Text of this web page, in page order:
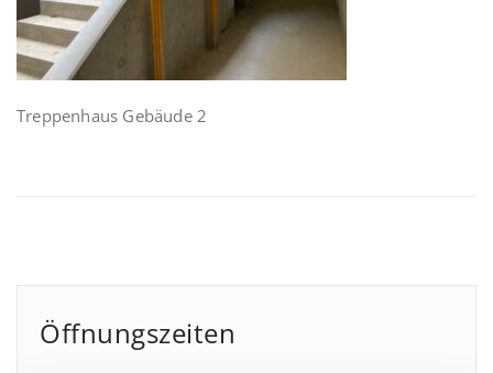
Treppenhaus Gebäude 2
Öffnungszeiten